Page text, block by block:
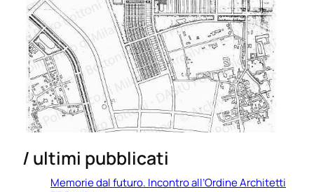
/ ultimi pubblicati
Memorie dal futuro. Incontro all’Ordine Architetti